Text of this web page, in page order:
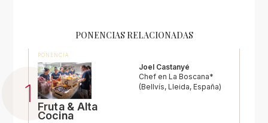
PONENCIAS RELACIONADAS
PONENCIA
Fruta & Alta
Cocina
Joel Castanyé
Chef en La Boscana*
(Bellvís, Lleida, España)